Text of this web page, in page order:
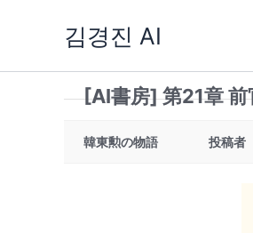
김경진 AI
[AI書房] 第21章
韓東勲の物語 投稿者